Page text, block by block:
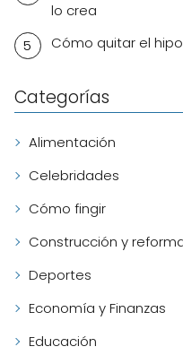
lo crea
Cómo quitar el
Categorías
Alimentación
Celebridades
Cómo fingir
Construcción y
Deportes
Economía y Finanzas
Educación